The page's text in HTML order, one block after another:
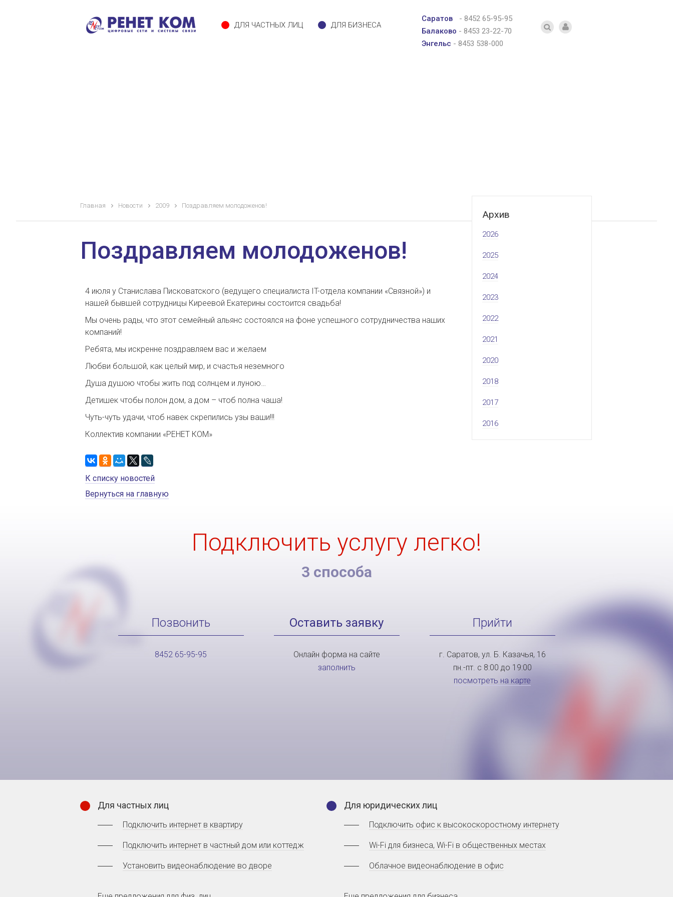
ДЛЯ ЧАСТНЫХ ЛИЦ ДЛЯ БИЗНЕСА
Саратов - 8452 65-95-95
Балаково - 8453 23-22-70
Энгельс - 8453 538-000
Архив
2026
2025
2024
2023
2022
2021
2020
2018
2017
2016
Главная Новости 2009 Поздравляем молодоженов!
Поздравляем молодоженов!
4 июля у Станислава Писковатского (ведущего специалиста IT-отдела компании «Связной») и
нашей бывшей сотрудницы Киреевой Екатерины состоится свадьба!
Мы очень рады, что этот семейный альянс состоялся на фоне успешного сотрудничества наших
компаний!
Ребята, мы искренне поздравляем вас и желаем
Любви большой, как целый мир, и счастья неземного
Душа душою чтобы жить под солнцем и луною…
Детишек чтобы полон дом, а дом – чтоб полна чаша!
Чуть-чуть удачи, чтоб навек скрепились узы ваши!!!
Коллектив компании «РЕНЕТ КОМ»
К списку новостей
Вернуться на главную
Подключить услугу легко!
3 способа
Позвонить
8452 65-95-95
Оставить заявку
Онлайн форма на сайте
заполнить
Прийти
г. Саратов, ул. Б. Казачья, 16
пн.-пт. с 8:00 до 19:00
посмотреть на карте
Для частных лиц
Подключить интернет в квартиру
Подключить интернет в частный дом или коттедж
Установить видеонаблюдение во дворе
Для юридических лиц
Подключить офис к высокоскоростному интернету
Wi-Fi для бизнеса, Wi-Fi в общественных местах
Облачное видеонаблюдение в офис